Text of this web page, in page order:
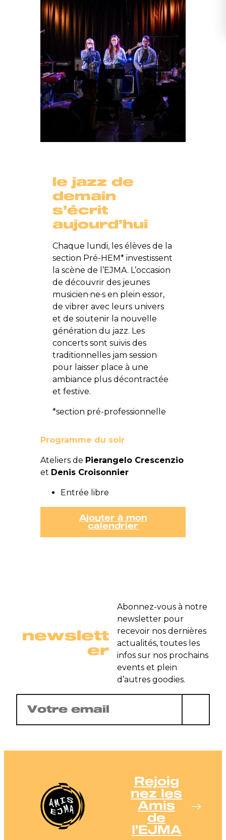
le jazz de
demain
s’écrit
aujourd’hui
Chaque lundi, les élèves de la
section Pré-HEM* investissent
la scène de l’EJMA. L’occasion
de découvrir des jeunes
musicien·ne·s en plein essor,
de vibrer avec leurs univers
et de soutenir la nouvelle
génération du jazz. Les
concerts sont suivis des
traditionnelles jam session
pour laisser place à une
ambiance plus décontractée
et festive.
*section pré-professionnelle
Programme du soir
Ateliers de Pierangelo Crescenzio
et Denis Croisonnier
Entrée libre
Ajouter à mon
calendrier
newslett
er
Abonnez-vous à notre
newsletter pour
recevoir nos dernières
actualités, toutes les
infos sur nos prochains
events et plein
d’autres goodies.
mail(Nécessaire)
Rejoig
nez les
Amis
de
l’EJMA